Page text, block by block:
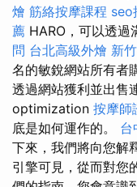
燴 筋絡按摩課程 seo
薦 HARO，可以透過
問 台北高級外燴 新
名的敏銳網站所有者
透過網站獲利並出售
optimization 按摩師
底是如何運作的。 台
下來，我們將向您解
引擎可見，從而對您